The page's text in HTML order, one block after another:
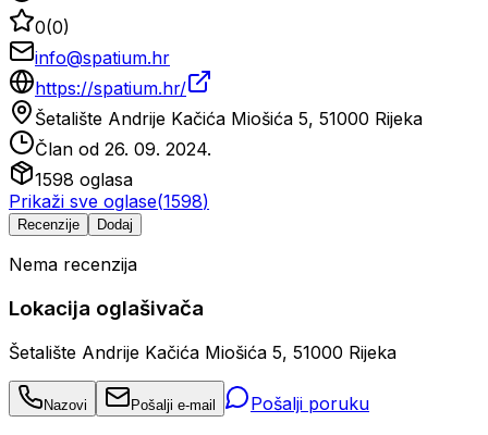
0(0)
info@spatium.hr
https://spatium.hr/
Šetalište Andrije Kačića Miošića 5, 51000 Rijeka
Član od 26. 09. 2024.
1598 oglasa
Prikaži sve oglase(1598)
Recenzije Dodaj
Nema recenzija
Lokacija oglašivača
Šetalište Andrije Kačića Miošića 5, 51000 Rijeka
Nazovi Pošalji e-mail Pošalji poruku